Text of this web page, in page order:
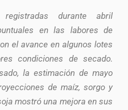
registradas durante abril
en las labores de
el avance en algunos lotes
condiciones de secado.
la estimación de mayo
de maíz, sorgo y
mostró una mejora en sus